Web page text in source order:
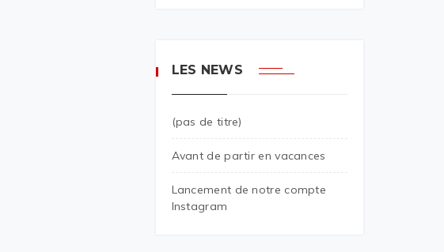
LES NEWS
(pas de titre)
Avant de partir en vacances
Lancement de notre compte
Instagram